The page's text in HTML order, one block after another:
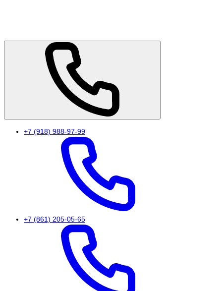
+7 (918) 988-97-99
+7 (861) 205-05-65